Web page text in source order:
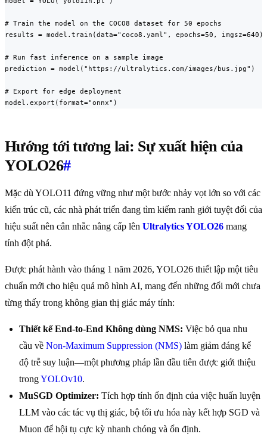
# Train the model on the COCO8 dataset for 50 epochs
results = model.train(data="coco8.yaml", epochs=50, imgsz=640)
# Run fast inference on a sample image
prediction = model("https://ultralytics.com/images/bus.jpg")
# Export for edge deployment
model.export(format="onnx")
Hướng tới tương lai: Sự xuất hiện của
YOLO26#
Mặc dù YOLO11 đứng vững như một bước nhảy vọt lớn so với các
kiến trúc cũ, các nhà phát triển đang tìm kiếm ranh giới tuyệt đối của
hiệu suất nên cân nhắc nâng cấp lên Ultralytics YOLO26 mang
tính đột phá.
Được phát hành vào tháng 1 năm 2026, YOLO26 thiết lập một tiêu
chuẩn mới cho hiệu quả mô hình AI, mang đến những đổi mới chưa
từng thấy trong không gian thị giác máy tính:
Thiết kế End-to-End Không dùng NMS: Việc bỏ qua nhu
cầu về Non-Maximum Suppression (NMS) làm giảm đáng kể
độ trễ suy luận—một phương pháp lần đầu tiên được giới thiệu
trongYOLOv10.
MuSGD Optimizer: Tích hợp tính ổn định của việc huấn luyện
LLM vào các tác vụ thị giác, bộ tối ưu hóa này kết hợp SGD và
Muon để hội tụ cực kỳ nhanh chóng và ổn định.